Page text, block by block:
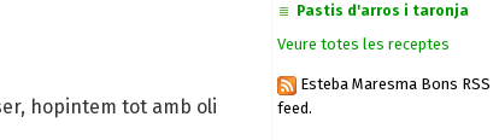
hopintem tot amb oli
Pastis d'arros i taronja
Veure totes les receptes
Esteba Maresma Bons RSS
feed.